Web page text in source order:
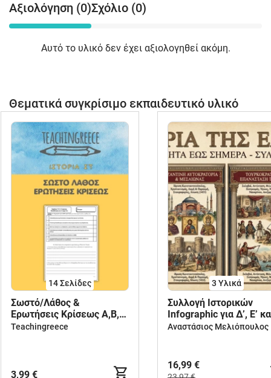
Αξιολόγηση (0)Σχόλιο (0)
Αυτό το υλικό δεν έχει αξιολογηθεί ακόμη.
Θεματικά συγκρίσιμο εκπαιδευτικό υλικό
14Σελίδες
Σωστό/Λάθος &
Ερωτήσεις Κρίσεως Α,Β,Γ
Ενότητα [Ιστορία ΣΤ
Teachingreece
3,99 €
3 Υλικά
Συλλογή Ιστορικών
Infographic για Δ’, Ε’
ΣΤ’ Δημοτικού
16,99 €